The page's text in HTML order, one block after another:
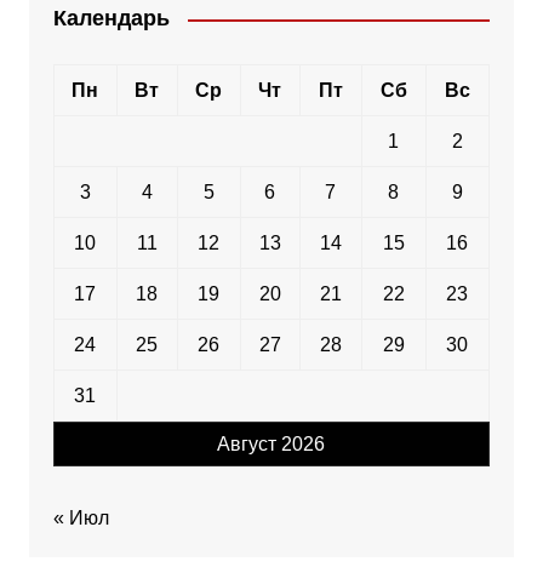
Календарь
Август 2026
Пн Вт Ср Чт Пт Сб Вс
1 2
3 4 5 6 7 8 9
10 11 12 13 14 15 16
17 18 19 20 21 22 23
24 25 26 27 28 29 30
31
« Июл